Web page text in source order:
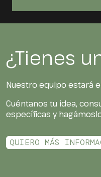
¿Tienes
Nuestro equipo estará
Cuéntanos tu idea,
específicas y
QUIERO MÁS